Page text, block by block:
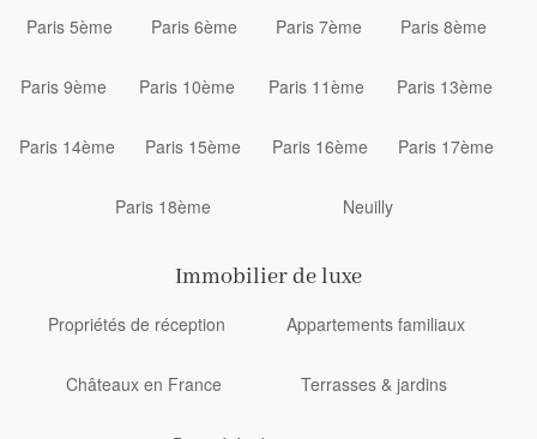
Paris 5ème Paris 6ème Paris 7ème Paris 8ème
Paris 9ème Paris 10ème Paris 11ème Paris 13ème
Paris 14ème Paris 15ème Paris 16ème Paris 17ème
Paris 18ème Neuilly
Immobilier de luxe
Propriétés de réception Appartements familiaux
Châteaux en France Terrasses & jardins